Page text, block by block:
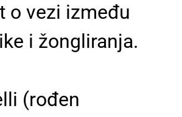
o vezi između
i žongliranja.
(rođen